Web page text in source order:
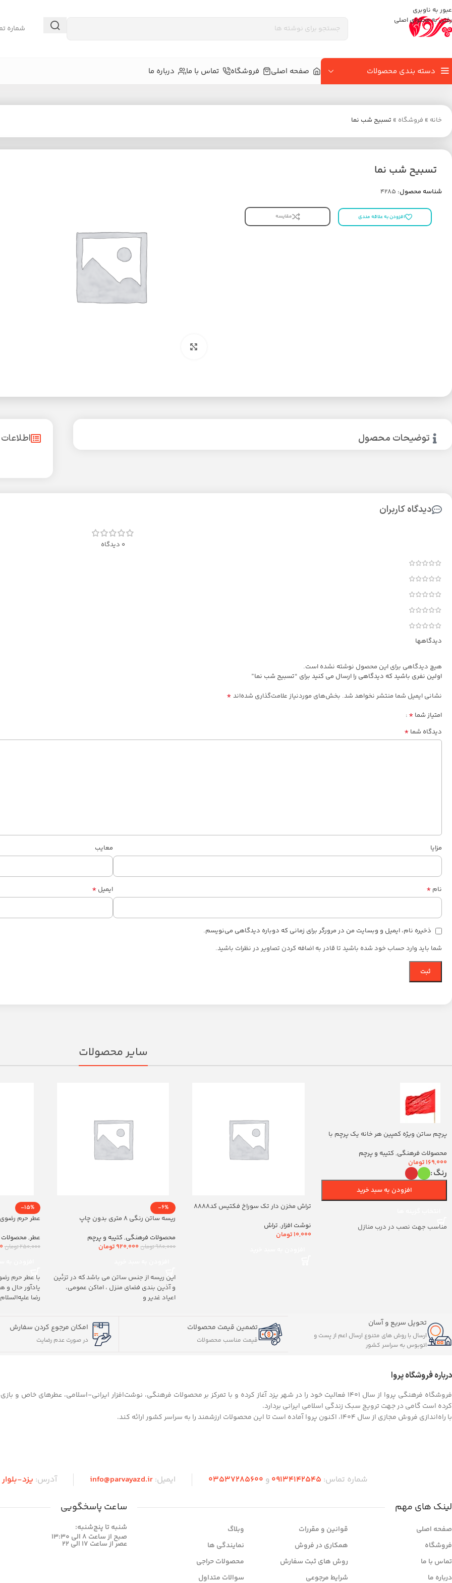
عبور به ناوبری
رفتن به محتوای اصلی
شماره
دسته بندی محصولات صفحه اصلی فروشگاه تماس با ما درباره ما
خانه » فروشگاه » تسبیح شب نما
تسبیح شب نما
شناسه محصول: 4285
افزودن به علاقه مندی مقایسه
توضیحات محصول
دیدگاه کاربران
0 دیدگاه
دیدگاهها
هیچ دیدگاهی برای این محصول نوشته نشده است.
اولین نفری باشید که دیدگاهی را ارسال می کنید برای “تسبیح شب نما”
نشانی ایمیل شما منتشر نخواهد شد. بخش‌های موردنیاز علامت‌گذاری شده‌اند *
امتیاز شما *
دیدگاه شما *
مزایا معایب
نام * ایمیل *
ذخیره نام، ایمیل و وبسایت من در مرورگر برای زمانی که دوباره دیدگاهی می‌نویسم.
شما باید وارد حساب خود شده باشید تا قادر به اضافه کردن تصاویر در نظرات باشید.
سایر محصولات
پرچم ساتن ویژه کمپین هر خانه یک پرچم با
محصولات فرهنگی, کتیبه و پرچم
169,000تومان
رنگ
افزودن به سبد خرید
مناسب جهت نصب در درب منازل
تراش مخزن دار تک سوراخ فکتیس کد8888
نوشت افزار, تراش
10,000تومان
-6%
ریسه ساتن رنگی 8 متری بدون چاپ
محصولات فرهنگی, کتیبه و پرچم
980,000تومان920,000تومان
این ریسه از جنس ساتن می باشد که در تزئین
و آذین بندی فضای منزل ، اماکن عمومی،
اعیاد غدیر و
-15%
عطر حرم رضوی 20ml
عطر,
250,000تومان
با عطر حرم
یادآور حال
رضا علیه‌السلام
تحویل سریع و آسان
ارسال با روش های متنوع ارسال اعم از پست و
اتوبوس به سراسر کشور
تضمین قیمت محصولات
قیمت مناسب محصولات
امکان مرجوع کردن سفارش
در صورت عدم رضایت
درباره فروشگاه پروا
فروشگاه فرهنگی پروا از سال ۱۴۰۱ فعالیت خود را در شهر یزد آغاز کرده و با تمرکز بر محصولات فرهنگی، نوشت‌افزار ایرانی-اسلامی، عطرهای خاص
کرده است گامی در جهت ترویج سبک زندگی اسلامی ایرانی بردارد.
با راه‌اندازی فروش مجازی از سال ۱۴۰۴، اکنون پروا آماده است تا این محصولات ارزشمند را به سراسر کشور ارائه کند.
شماره تماس: 09134142545 و 03537285600 ایمیل: info@parvayazd.ir آدرس: یزد-
لینک های مهم
صفحه اصلی
فروشگاه
تماس با ما
درباره ما
قوانین و مقررات
همکاری در فروش
روش های ثبت سفارش
شرایط مرجوعی
وبلاگ
نمایندگی ها
محصولات حراجی
سوالات متداول
ساعت پاسخگویی
شنبه تا پنج‌شنبه:
صبح از ساعت 8 الی 13:30
عصر از ساعت 17 الی 22